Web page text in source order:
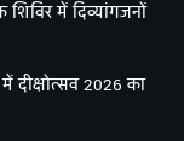
में दिव्यांगजनों
में दीक्षोत्सव 2026 का